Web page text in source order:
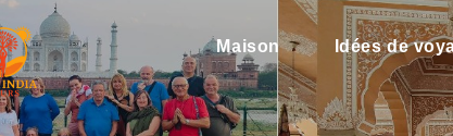
ciaoindiatours
Maison Idées de